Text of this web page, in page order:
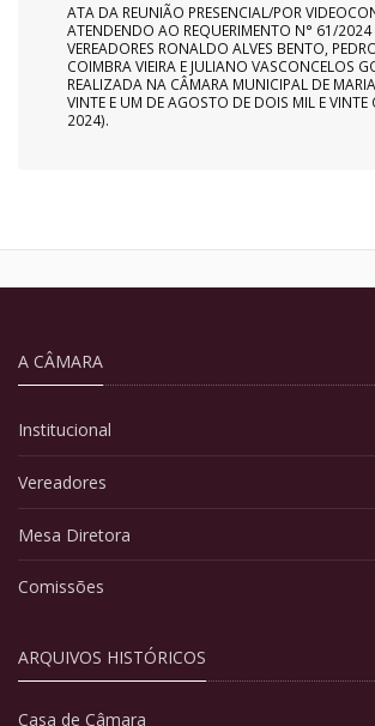
ATA DA REUNIÃO PRESENCIAL/POR
ATENDENDO AO REQUERIMENTO N° 61/
VEREADORES RONALDO ALVES BENTO,
COIMBRA VIEIRA E JULIANO VASCONCELOS
REALIZADA NA CÂMARA MUNICIPAL DE
VINTE E UM DE AGOSTO DE DOIS MIL E
2024).
A CÂMARA
Institucional
Vereadores
Mesa Diretora
Comissões
ARQUIVOS HISTÓRICOS
Casa de Câmara